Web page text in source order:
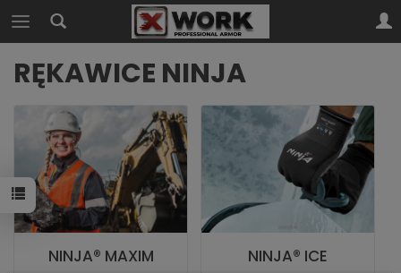
RĘKAWICE NINJA
NINJA® MAXIM NINJA® ICE